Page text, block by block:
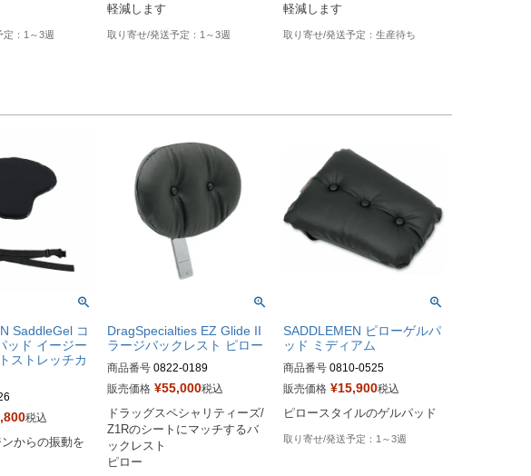
1～3週
軽減します
1～3週
軽減します
生産待ち
SaddleGel コ
ッド イージー
ストレッチカ
税込
からの振動を
DragSpecialties EZ Glide II
ラージバックレスト ピロー
商品番号 0822-0189
販売価格 ¥55,000税込
ドラッグスペシャリティーズ/
Z1Rのシートにマッチするバ
ックレスト
ピロー
SADDLEMEN ピローゲルパ
ッド ミディアム
商品番号 0810-0525
販売価格 ¥15,900税込
ピロースタイルのゲルパッド
1～3週